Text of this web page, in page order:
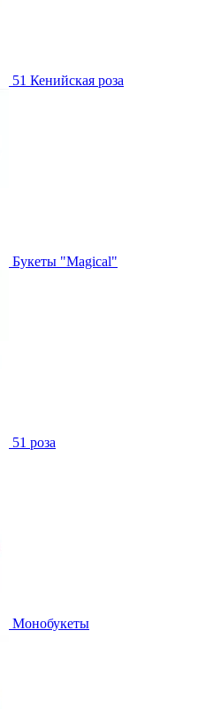
51 Кенийская роза
Букеты "Magical"
51 роза
Монобукеты